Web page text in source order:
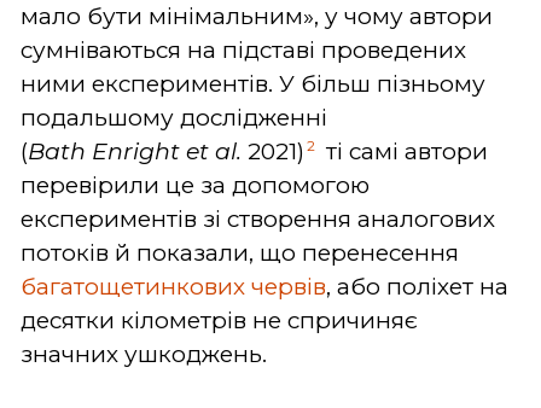
мало бути мінімальним», у чому автори
сумніваються на підставі проведених
ними експериментів. У більш пізньому
подальшому дослідженні
(Bath Enright et al. 2021) 2
ті самі автори
перевірили це за допомогою
експериментів зі створення аналогових
потоків й показали, що перенесення
багатощетинкових червів, або поліхет на
десятки кілометрів не спричиняє
значних ушкоджень.